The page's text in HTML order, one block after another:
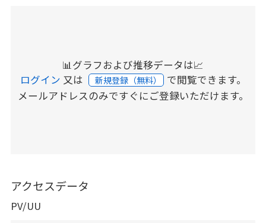
📊グラフおよび推移データは📈
ログイン 又は 新規登録（無料） で閲覧できます。
メールアドレスのみですぐにご登録いただけます。
アクセスデータ
PV/UU